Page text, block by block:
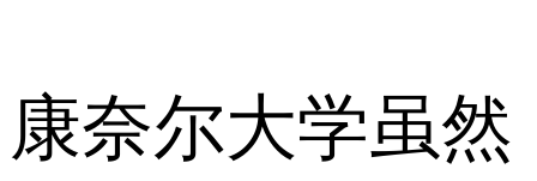
康奈尔大学虽然